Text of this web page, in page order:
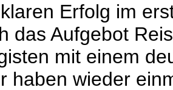
Erfolg im
das Aufgebot
mit einem
haben wieder